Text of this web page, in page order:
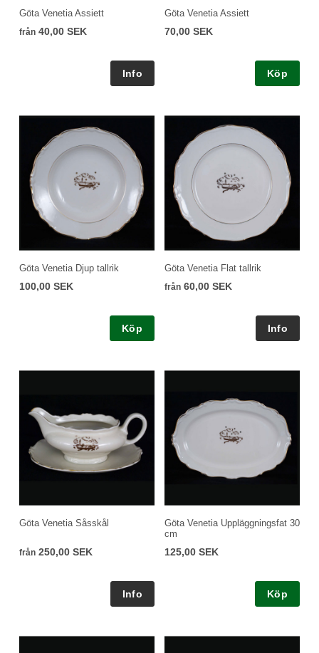
Göta Venetia Assiett
från 40,00 SEK
Göta Venetia Assiett
70,00 SEK
Köp
Göta Venetia Djup tallrik
100,00 SEK
Köp
Göta Venetia Flat tallrik
från 60,00 SEK
Göta Venetia Såsskål
från 250,00 SEK
Göta Venetia Uppläggningsfat 30
cm
125,00 SEK
Köp